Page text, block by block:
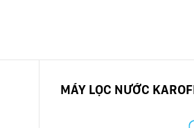
MÁY LỌC NƯỚC